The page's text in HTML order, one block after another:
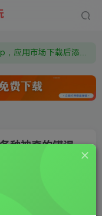
需要什么游戏请联系客服，若链接失效请联系客服，百度网盘边上的激活码也是解压密码
由于微信被封，沟通工具使用最群app，应用市场下载后添加好友：Y9FA49 以后用最群交流解决问题。不再使用微信！
种神奇的错误